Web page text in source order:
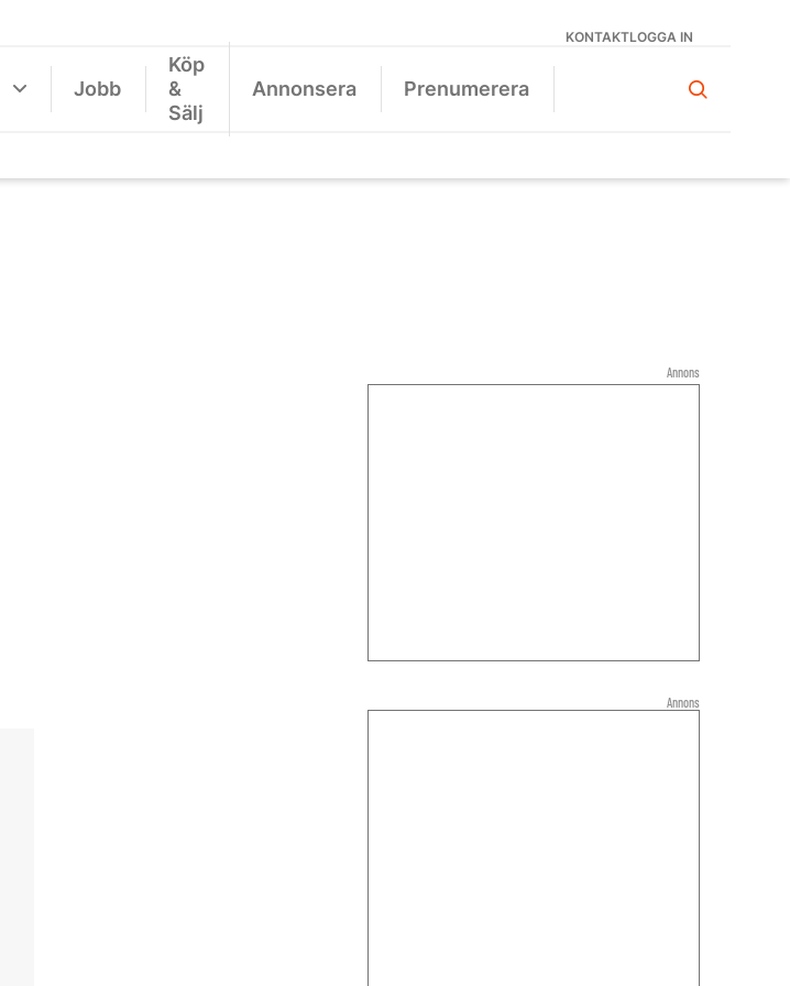
KONTAKTLOGGA IN
Jobb
Köp
&
Sälj
Annonsera Prenumerera
Annons
Annons